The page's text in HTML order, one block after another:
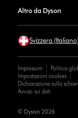
Altro da Dyson
Svizzera (Italiano)
Impressum Politica
Impostazioni cookies
Dichiarazione sulla
Avviso sui dati
© Dyson 2026